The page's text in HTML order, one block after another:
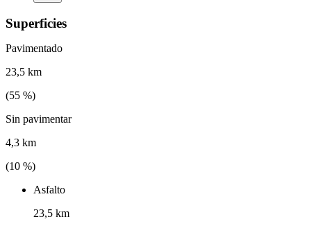
Superficies
Pavimentado
23,5 km
(55 %)
Sin pavimentar
4,3 km
(10 %)
Asfalto
23,5 km